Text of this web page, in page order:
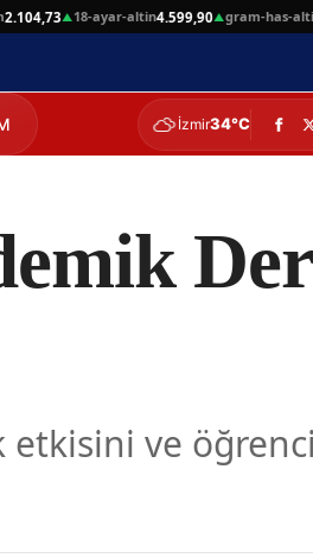
▲18-ayar-altin4.599,90▲gram-has-altin
İzmir34°C
etkisini ve